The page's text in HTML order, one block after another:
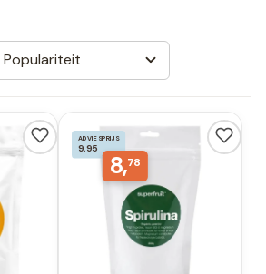
Populariteit
ADVIESPRIJS
9,95
8,78